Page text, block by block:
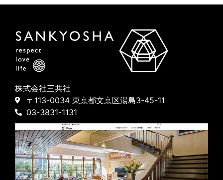
株式会社三共社
〒113-0034 東京都文京区湯島3-45-11
03-3831-1131